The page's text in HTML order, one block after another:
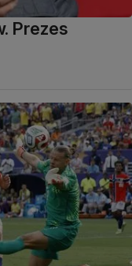
Prezes